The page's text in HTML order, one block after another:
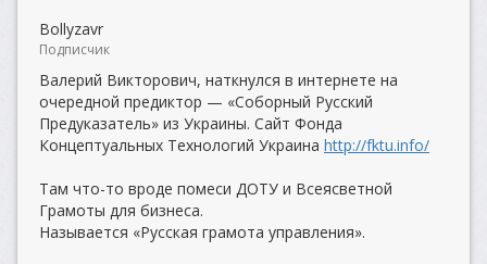
Bollyzavr
Подписчик
Валерий Викторович, наткнулся в интернете на
очередной предиктор — «Соборный Русский
Предуказатель» из Украины. Сайт Фонда
Концептуальных Технологий Украина http://fktu.info/
Там что-то вроде помеси ДОТУ и Всеясветной
Грамоты для бизнеса.
Называется «Русская грамота управления».